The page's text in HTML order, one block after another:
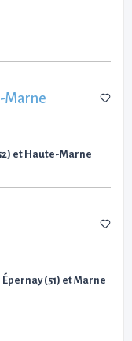
Marne
et Haute-Marne
Épernay (51) et Marne